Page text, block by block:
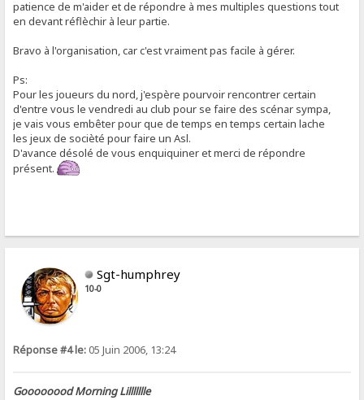
patience de m'aider et de répondre à mes multiples questions tout
en devant réflèchir à leur partie.
Bravo à l'organisation, car c'est vraiment pas facile à gérer.
Ps:
Pour les joueurs du nord, j'espère pourvoir rencontrer certain
d'entre vous le vendredi au club pour se faire des scénar sympa,
je vais vous embêter pour que de temps en temps certain lache
les jeux de socièté pour faire un Asl.
D'avance désolé de vous enquiquiner et merci de répondre
présent.
Sgt-humphrey
10-0
Réponse #4 le: 05 Juin 2006, 13:24
Goooooood Morning Lillllllle